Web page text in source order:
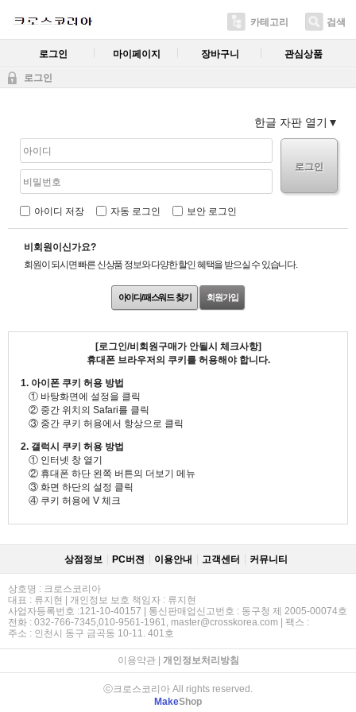
카테고리 검색
로그인 마이페이지 장바구니 관심상품
로그인
한글 자판 열기
로그인
아이디 저장 자동 로그인 보안 로그인
비회원이신가요?
회원이 되시면 빠른 신상품 정보와 다양한 할인 혜택을 받으실 수 있습니다.
아이디/패스워드 찾기 회원가입
[로그인/비회원구매가 안될시 체크사항]
휴대폰 브라우저의 쿠키를 허용해야 합니다.
1. 아이폰 쿠키 허용 방법
① 바탕화면에 설정을 클릭
② 중간 위치의 Safari를 클릭
③ 중간 쿠키 허용에서 항상으로 클릭
2. 갤럭시 쿠키 허용 방법
① 인터넷 창 열기
② 휴대폰 하단 왼쪽 버튼의 더보기 메뉴
③ 화면 하단의 설정 클릭
④ 쿠키 허용에 V 체크
상점정보 PC버젼 이용안내 고객센터 커뮤니티
상호명 : 크로스코리아
대표 : 류지현 | 개인정보 보호 책임자 : 류지현
사업자등록번호 :121-10-40157 | 통신판매업신고번호 : 동구청 제 2005-00074호
전화 : 032-766-7345,010-9561-1961, master@crosskorea.com | 팩스 :
주소 : 인천시 동구 금곡동 10-11. 401호
이용약관| 개인정보처리방침
ⓒ크로스코리아 All rights reserved.
MakeShop